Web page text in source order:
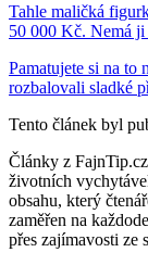
Tahle maličká
50 000 Kč. Nemá ji
Pamatujete si na to
rozbalovali sladké
Tento článek byl
Články z
životních
obsahu, který
zaměřen na
přes zajímavosti ze